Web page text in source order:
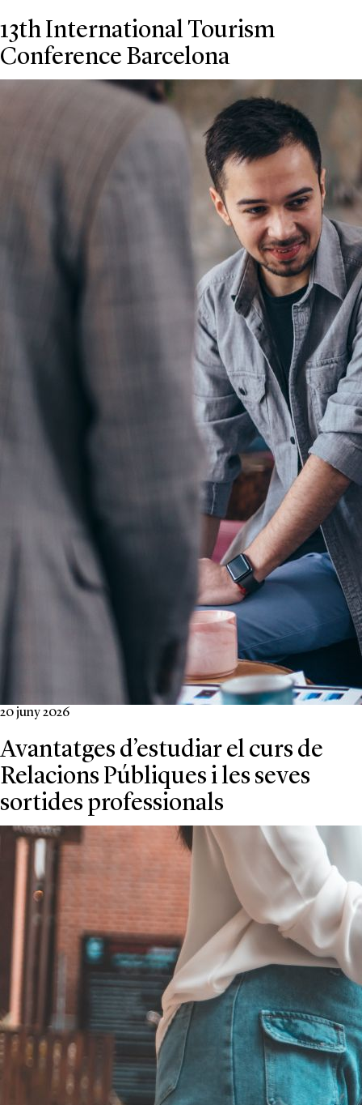
13th International Tourism
Conference Barcelona
20 juny 2026
Avantatges d’estudiar el curs de
Relacions Públiques i les seves
sortides professionals